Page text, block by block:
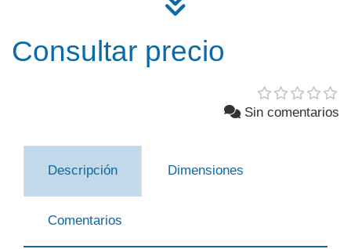
Consultar precio
Sin comentarios
Descripción Dimensiones
Comentarios